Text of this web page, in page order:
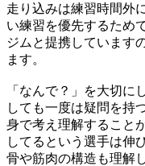
走り込みは練習時間外
い練習を優先するため
ジムと提携しています
ます。
「なんで？」を大切に
しても一度は疑問を持
身で考え理解すること
してるという選手は伸
骨や筋肉の構造も理解